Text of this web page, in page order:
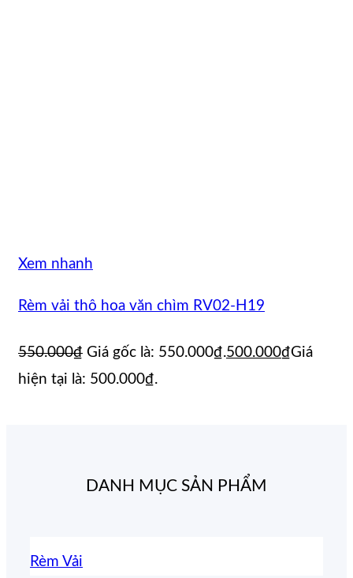
Xem nhanh
Rèm vải thô hoa văn chìm RV02-H19
550.000₫ Giá gốc là: 550.000₫.500.000₫Giá
hiện tại là: 500.000₫.
DANH MỤC SẢN PHẨM
Rèm Vải